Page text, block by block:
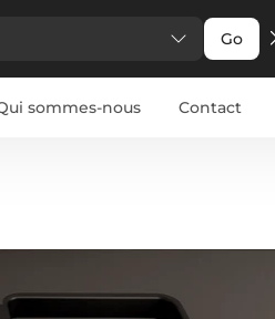
Go
sommes-nous Contact